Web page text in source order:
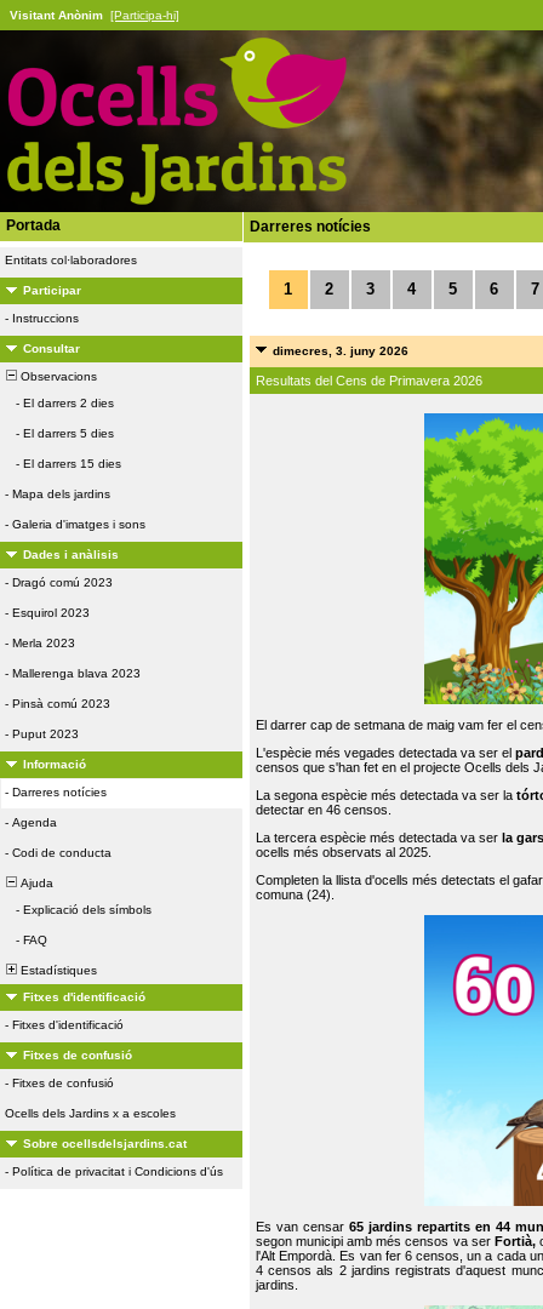
Visitant Anònim [Participa-hi]
Portada
Entitats col·laboradores
Participar
- Instruccions
Consultar
Observacions
- El darrers 2 dies
- El darrers 5 dies
- El darrers 15 dies
- Mapa dels jardins
- Galeria d'imatges i sons
Dades i anàlisis
- Dragó comú 2023
- Esquirol 2023
- Merla 2023
- Mallerenga blava 2023
- Pinsà comú 2023
- Puput 2023
Informació
- Darreres notícies
- Agenda
- Codi de conducta
Ajuda
- Explicació dels símbols
- FAQ
Estadístiques
Fitxes d'identificació
- Fitxes d'identificació
Fitxes de confusió
- Fitxes de confusió
Ocells dels Jardins x a escoles
Sobre ocellsdelsjardins.cat
- Política de privacitat i Condicions d'ús
Darreres notícies
1 2 3 4 5 6 7
dimecres, 3. juny 2026
Resultats del Cens de Primavera 2026
El darrer cap de setmana de maig vam fer el
L'espècie més vegades detectada va ser el
censos que s'han fet en el projecte Ocells dels
La segona espècie més detectada va ser la
detectar en 46 censos.
La tercera espècie més detectada va ser la
ocells més observats al 2025.
Completen la llista d'ocells més detectats el
comuna (24).
Es van censar65 jardins repartits en 44
segon municipi amb més censos va ser Fortià,
l'Alt Empordà. Es van fer 6 censos, un a cada
4 censos als 2 jardins registrats d'aquest
jardins.